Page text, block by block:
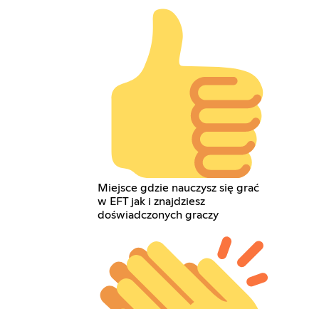
Miejsce gdzie nauczysz się grać
w EFT jak i znajdziesz
doświadczonych graczy